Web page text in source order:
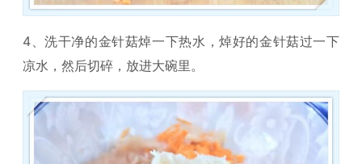
4、洗干净的金针菇焯一下热水，焯好的金针菇过一下
凉水，然后切碎，放进大碗里。